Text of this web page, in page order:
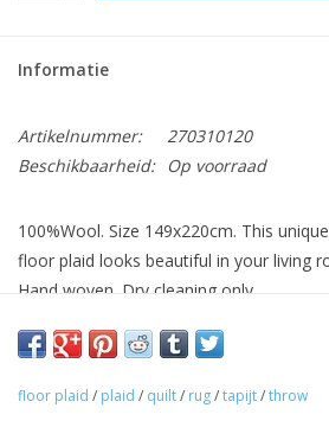
Informatie
Artikelnummer:
270310120
Beschikbaarheid:
Op voorraad
100%Wool. Size 149x220cm. This
floor plaid looks beautiful in your living
Hand woven. Dry cleaning only.
floor plaid / plaid / quilt/ rug/tapijt/throw